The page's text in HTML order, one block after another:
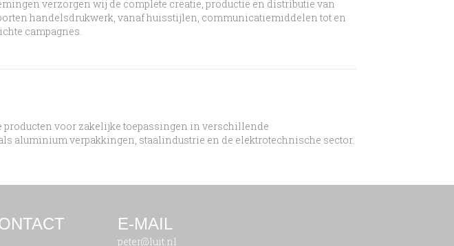
verzorgen wij de complete creatie, productie en distributie van
handelsdrukwerk, vanaf huisstijlen, communicatiemiddelen tot en
campagnes.
voor zakelijke toepassingen in verschillende
aluminium verpakkingen, staalindustrie en de elektrotechnische sector.
E-MAIL
peter@luit.nl